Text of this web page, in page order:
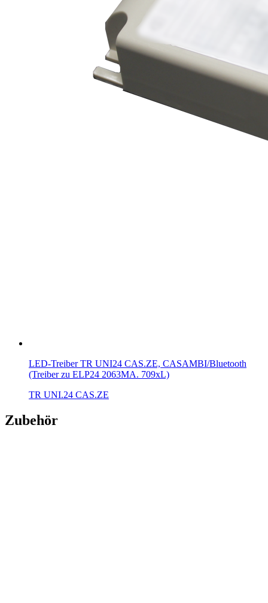
LED-Treiber TR UNI24 CAS.ZE, CASAMBI/Bluetooth
(Treiber zu ELP24 2063MA. 709xL)
TR UNI.24 CAS.ZE
Zubehör